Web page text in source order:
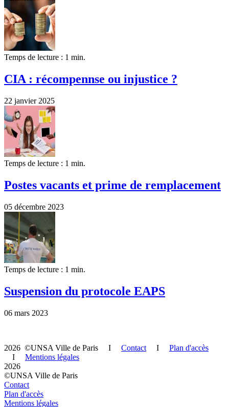
Temps de lecture : 1 min.
CIA : récompennse ou injustice ?
22 janvier 2025
Temps de lecture : 1 min.
Postes vacants et prime de remplacement
05 décembre 2023
Temps de lecture : 1 min.
Suspension du protocole EAPS
06 mars 2023
2026 ©UNSA Ville de Paris I Contact I Plan d'accès
I Mentions légales
2026
©UNSA Ville de Paris
Contact
Plan d'accès
Mentions légales